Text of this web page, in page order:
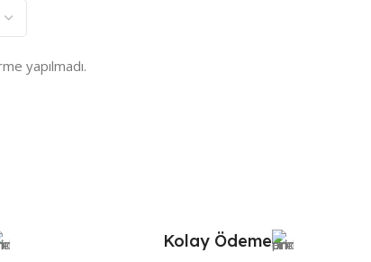
yapılmadı.
Kolay Ödeme